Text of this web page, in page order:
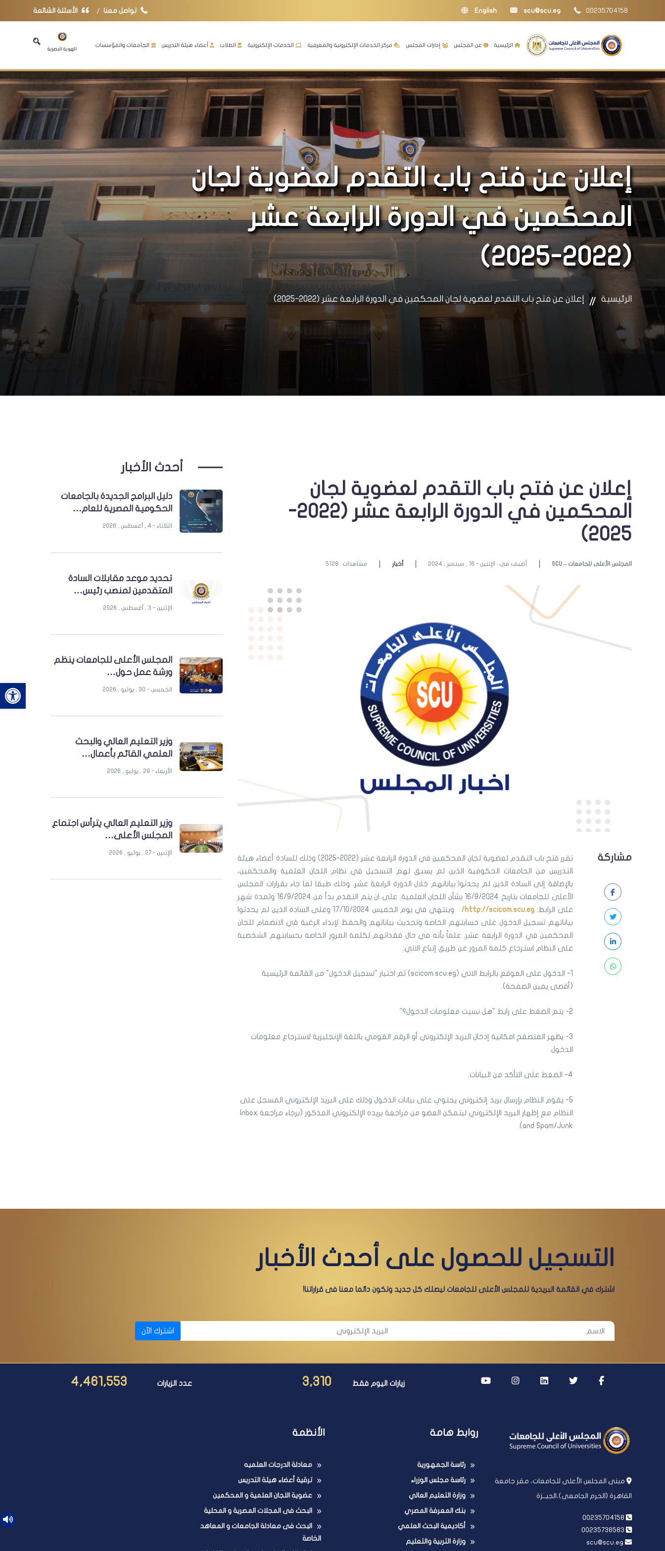
00235704158
scu@scu.eg
English تواصل معنا الأسئلة الشائعة
الرئيسية عن المجلس إدارات المجلس مركز الخدمات الإلكترونية والمعرفية الخدمات الإلكترونية الطلاب أعضاء هيئة التدريس الجامعات والمؤسسات
الهوية البصرية
إعلان عن فتح باب التقدم لعضوية لجان
المحكمين في الدورة الرابعة عشر
(2022-2025)
الرئيسية إعلان عن فتح باب التقدم لعضوية لجان المحكمين في الدورة الرابعة عشر (2022-2025)
إعلان عن فتح باب التقدم لعضوية لجان
المحكمين في الدورة الرابعة عشر (2022-
2025)
SCU – المجلس الأعلى للجامعات أضيف فى : الإثنين - 16 , سبتمبر , 2024 أخبار مشاهدات : 5128
مشاركة
تقرر فتح باب التقدم لعضوية لجان المحكمين في الدورة الرابعة عشر (2022-2025) وذلك للسادة أعضاء هيئة
التدريس من الجامعات الحكومية الذين لم يسبق لهم التسجيل في نظام اللجان العلمية والمحكمين،
بالإضافة إلى السادة الذين لم يحدثوا بياناتهم خلال الدورة الرابعة عشر. وذلك طبقا لما جاء بقرارات المجلس
الأعلى للجامعات بتاريخ 16/9/2024 بشأن اللجان العلمية. على ان يتم التقدم بدأ من 16/9/2024 ولمدة شهر
على الرابط: http://scicom.scu.eg/
وينتهي في يوم الخميس 17/10/2024 وعلى السادة الذين لم يحدثوا
بياناتهم تسجيل الدخول على حسابتهم الخاصة وتحديث بياناتهم والحفظ لإبداء الرغبة في الانضمام للجان
المحكمين في الدورة الرابعة عشر. علماً بأنه في حال فقدانهم لكلمة المرور الخاصة بحسابتهم الشخصية
على النظام استرجاع كلمة المرور عن طريق إتباع الاتي:
1- الدخول على الموقع بالرابط الاتي (scicom.scu.eg) ثم اختيار "تسجيل الدخول" من القائمة الرئيسية
(أقصى يمين الصفحة).
2- يتم الضغط على رابط "هل نسيت معلومات الدخول؟"
3- يظهر المتصفح امكانية إدخال البريد الإلكتروني أو الرقم القومي باللغة الإنجليزية لاسترجاع معلومات
الدخول.
4- الضغط على التأكد من البيانات.
5- يقوم النظام بإرسال بريد إلكتروني يحتوي على بيانات الدخول وذلك على البريد الإلكتروني المسجل على
النظام مع إظهار البريد الإلكتروني ليتمكن العضو من مراجعة بريده الإلكتروني المذكور (برجاء مراجعة Inbox
and Spam/Junk).
أحدث الأخبار
دليل البرامج الجديدة بالجامعات
الحكومية المصرية للعام…
الثلاثاء - 4 , أغسطس , 2026
تحديد موعد مقابلات السادة
المتقدمين لمنصب رئيس…
الإثنين - 3 , أغسطس , 2026
المجلس الأعلى للجامعات ينظم
ورشة عمل حول…
الخميس - 30 , يوليو , 2026
وزير التعليم العالي والبحث
العلمي القائم بأعمال…
الأربعاء - 29 , يوليو , 2026
وزير التعليم العالي يترأس اجتماع
المجلس الأعلى…
الإثنين - 27 , يوليو , 2026
التسجيل للحصول على أحدث الأخبار
اشترك في القائمة البريدية للمجلس الأعلى للجامعات ليصلك كل جديد وتكون دائما معنا فى قراراتنا!
اشترك الآن
زيارات اليوم فقط 3,310 عدد الزيارات 4,461,553
مبنى المجلس الأعلى للجامعات، مقر جامعة
القاهرة (الحرم الجامعى)،الجيــزة
روابط هامة
رئاسة الجمهورية
رئاسة مجلس الوزراء
وزارة التعليم العالي
بنك المعرفة المصري
أكاديمية البحث العلمي
وزارة التربية والتعليم
الأنظمة
معادلة الدرجات العلميه
ترقية أعضاء هيئة التدريس
عضوية اللجان العلمية و المحكمين
البحث فى المجلات المصرية و المحلية
البحث فى معادلة الجامعات و المعاهد
الخاصة